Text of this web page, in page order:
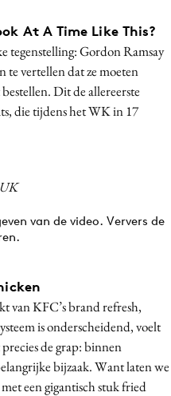
At A Time Like This?
tegenstelling: Gordon Ramsay
te vertellen dat ze moeten
Dit de allereerste
die tijdens het WK in 17
van de video. Ververs de
van KFC’s brand refresh,
is onderscheidend, voelt
de grap: binnen
bijzaak. Want laten we
een gigantisch stuk fried